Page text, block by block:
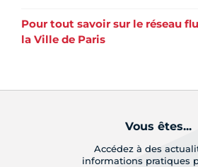
Pour tout savoir sur le réseau
la Ville de Paris
Vous êtes...
Accédez à des
informations pratiques